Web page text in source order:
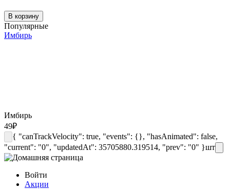
В корзину
Популярные
Имбирь
Имбирь
49₽
{ "canTrackVelocity": true, "events": {}, "hasAnimated": false,
"current": "0", "updatedAt": 35705880.319514, "prev": "0" }шт
Войти
Акции